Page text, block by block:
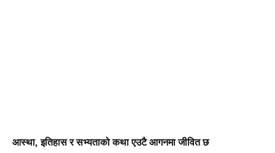
आस्था, इतिहास र सभ्यताको कथा एउटै आगनमा जीवित छ